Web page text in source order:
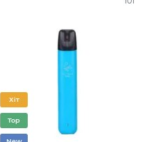
Хіт
Top